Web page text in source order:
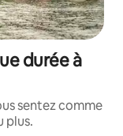
durée à
sentez comme
plus.